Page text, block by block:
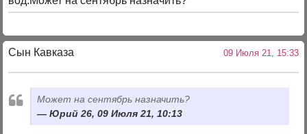
Сын Кавказа 09 Июля 21, 15:33
Может на сентябрь назначить?
Юрий 26, 09 Июля 21, 10:13